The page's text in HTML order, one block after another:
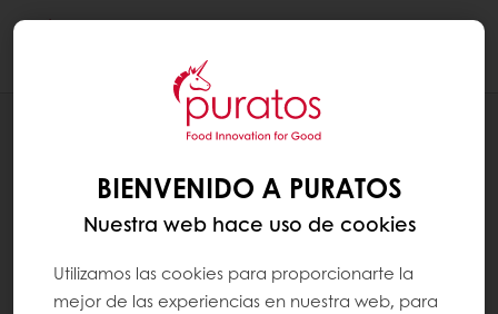
RECETAS
BIENVENIDO A PURATOS
Nuestra web hace uso de cookies
Utilizamos las cookies para proporcionarte la
mejor de las experiencias en nuestra web, para